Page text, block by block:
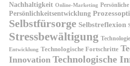
Nachhaltigkeit Online-Marketing
Persönlichkeitsentwicklung
Selbstfürsorge Selbstreflexion
Stressbewältigung
Entwicklung Technologische Fortschritte
Innovation Technologische